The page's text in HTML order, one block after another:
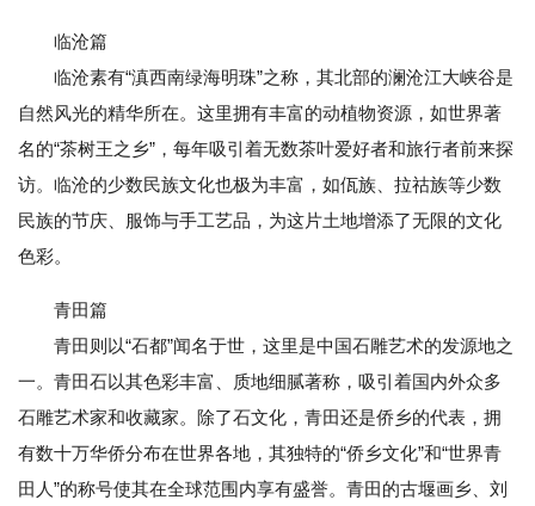
临沧篇
临沧素有“滇西南绿海明珠”之称，其北部的澜沧江大峡谷是
自然风光的精华所在。这里拥有丰富的动植物资源，如世界著
名的“茶树王之乡”，每年吸引着无数茶叶爱好者和旅行者前来探
访。临沧的少数民族文化也极为丰富，如佤族、拉祜族等少数
民族的节庆、服饰与手工艺品，为这片土地增添了无限的文化
色彩。
青田篇
青田则以“石都”闻名于世，这里是中国石雕艺术的发源地之
一。青田石以其色彩丰富、质地细腻著称，吸引着国内外众多
石雕艺术家和收藏家。除了石文化，青田还是侨乡的代表，拥
有数十万华侨分布在世界各地，其独特的“侨乡文化”和“世界青
田人”的称号使其在全球范围内享有盛誉。青田的古堰画乡、刘